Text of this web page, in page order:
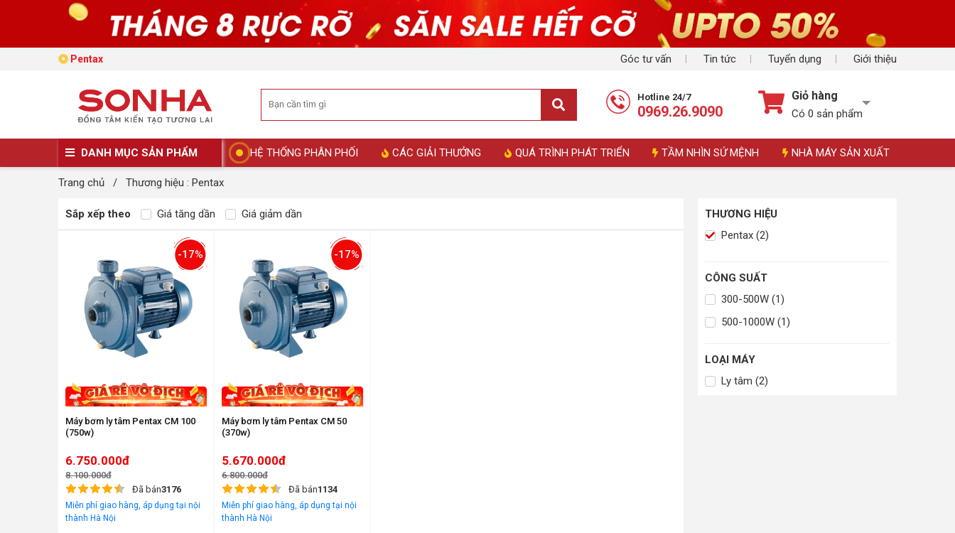
Góc tư vấn Tin tức Tuyển dụng Giới thiệu
Pentax
Hotline 24/7
0969.26.9090
Giỏ hàng
Có 0 sản phẩm
DANH MỤC SẢN PHẨM HỆ THỐNG PHÂN PHỐI CÁC GIẢI THƯỞNG QUÁ TRÌNH PHÁT TRIỂN TẦM NHÌN SỨ MỆNH NHÀ MÁY SẢN XUẤT
Trang chủ / Thương hiệu : Pentax
Sắp xếp theo Giá tăng dần Giá giảm dần
-17%
Máy bơm ly tâm Pentax CM 100
(750w)
6.750.000đ
8.100.000đ
Đã bán3176
Miễn phí giao hàng, áp dụng tại nội
thành Hà Nội
-17%
Máy bơm ly tâm Pentax CM 50
(370w)
5.670.000đ
6.800.000đ
Đã bán1134
Miễn phí giao hàng, áp dụng tại nội
thành Hà Nội
THƯƠNG HIỆU
Pentax (2)
CÔNG SUẤT
300-500W (1)
500-1000W (1)
LOẠI MÁY
Ly tâm (2)